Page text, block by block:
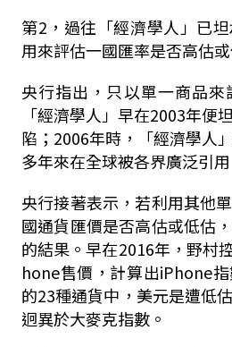
第2，過往「經濟學人」已
用來評估一國匯率是否高估或
央行指出，只以單一商品來
「經濟學人」早在2003年便
陷；2006年時，「經濟學人
多年來在全球被各界廣泛引
央行接著表示，若利用其他
國通貨匯價是否高估或低估
的結果。早在2016年，野村
hone售價，計算出iPhone
的23種通貨中，美元是遭低
迥異於大麥克指數。